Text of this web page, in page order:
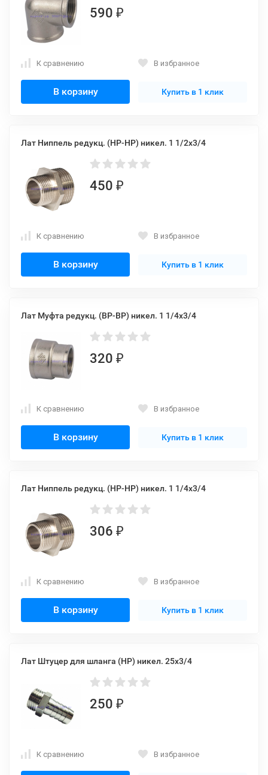
590 ₽
К сравнению В избранное
В корзину Купить в 1 клик
Лат Ниппель редукц. (НР-НР) никел. 1 1/2x3/4
450 ₽
К сравнению В избранное
В корзину Купить в 1 клик
Лат Муфта редукц. (ВР-ВР) никел. 1 1/4x3/4
320 ₽
К сравнению В избранное
В корзину Купить в 1 клик
Лат Ниппель редукц. (НР-НР) никел. 1 1/4х3/4
306 ₽
К сравнению В избранное
В корзину Купить в 1 клик
Лат Штуцер для шланга (НР) никел. 25x3/4
250 ₽
К сравнению В избранное